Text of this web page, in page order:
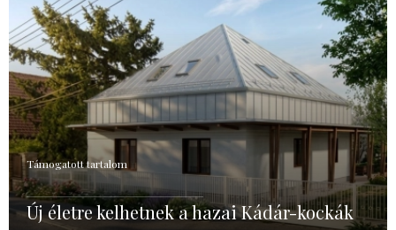
Támogatott tartalom
Új életre kelhetnek a hazai Kádár-kockák